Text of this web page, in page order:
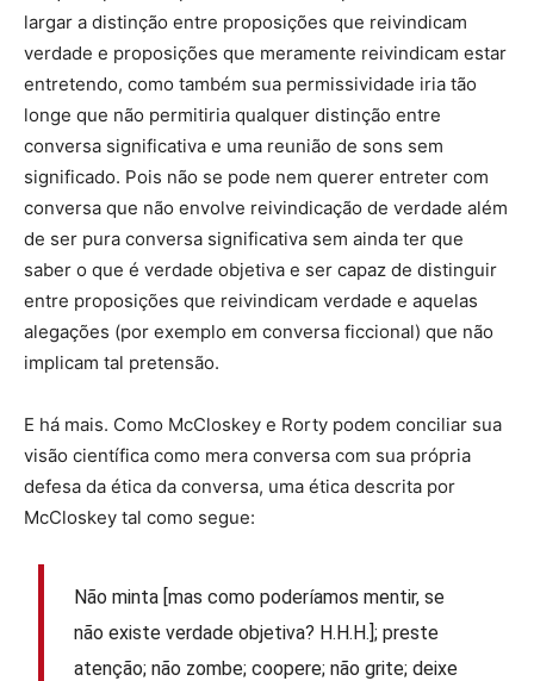
largar a distinção entre proposições que reivindicam
verdade e proposições que meramente reivindicam estar
entretendo, como também sua permissividade iria tão
longe que não permitiria qualquer distinção entre
conversa significativa e uma reunião de sons sem
significado. Pois não se pode nem querer entreter com
conversa que não envolve reivindicação de verdade além
de ser pura conversa significativa sem ainda ter que
saber o que é verdade objetiva e ser capaz de distinguir
entre proposições que reivindicam verdade e aquelas
alegações (por exemplo em conversa ficcional) que não
implicam tal pretensão.
E há mais. Como McCloskey e Rorty podem conciliar sua
visão científica como mera conversa com sua própria
defesa da ética da conversa, uma ética descrita por
McCloskey tal como segue:
Não minta [mas como poderíamos mentir, se
não existe verdade objetiva? H.H.H.]; preste
atenção; não zombe; coopere; não grite; deixe